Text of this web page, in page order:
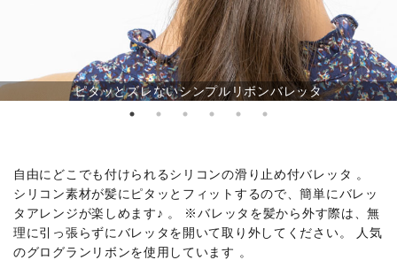
ピタッとズレないシンプルリボンバレッタ
自由にどこでも付けられるシリコンの滑り止め付バレッタ 。
シリコン素材が髪にピタッとフィットするので、簡単にバレッ
タアレンジが楽しめます♪ 。 ※バレッタを髪から外す際は、無
理に引っ張らずにバレッタを開いて取り外してください。 人気
のグログランリボンを使用しています 。